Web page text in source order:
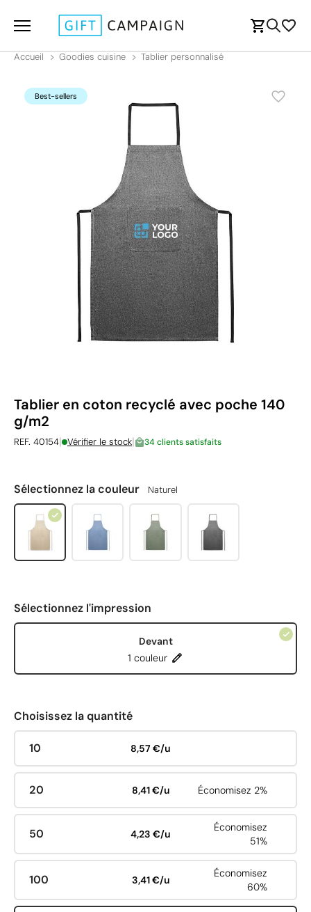
Accueil Goodies cuisine Tablier personnalisé
Best-sellers
Tablier en coton recyclé avec poche 140
g/m2
REF. 40154| Vérifier le stock| 34 clients satisfaits
Sélectionnez la couleur Naturel
Sélectionnez l'impression
Devant
1 couleur
Choisissez la quantité
10 8,57 €/u
20 8,41 €/u Économisez 2%
50 4,23 €/u
Économisez
51%
100 3,41 €/u
Économisez
60%